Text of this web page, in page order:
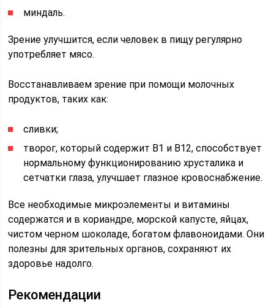
миндаль.
Зрение улучшится, если человек в пищу регулярно
употребляет мясо.
Восстанавливаем зрение при помощи молочных
продуктов, таких как:
сливки;
творог, который содержит В1 и В12, способствует
нормальному функционированию хрусталика и
сетчатки глаза, улучшает глазное кровоснабжение.
Все необходимые микроэлементы и витамины
содержатся и в кориандре, морской капусте, яйцах,
чистом черном шоколаде, богатом флавоноидами. Они
полезны для зрительных органов, сохраняют их
здоровье надолго.
Рекомендации